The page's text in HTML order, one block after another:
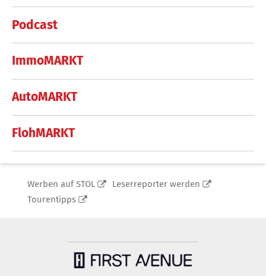
Podcast
ImmoMARKT
AutoMARKT
FlohMARKT
Werben auf STOL
Leserreporter werden
Tourentipps